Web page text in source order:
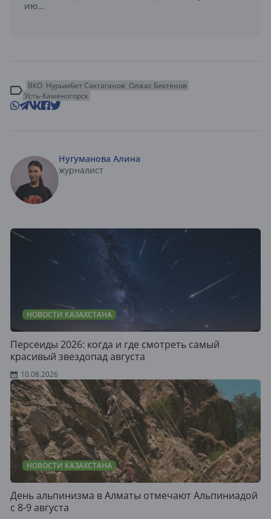
ию...
ВКО Нурымбет Сактаганов Олжас Бектенов
Усть-Каменогорск
Нугуманова Алина
журналист
НОВОСТИ КАЗАХСТАНА
Персеиды 2026: когда и где смотреть самый
красивый звездопад августа
10.08.2026
НОВОСТИ КАЗАХСТАНА
День альпинизма в Алматы отмечают Альпиниадой
с 8-9 августа